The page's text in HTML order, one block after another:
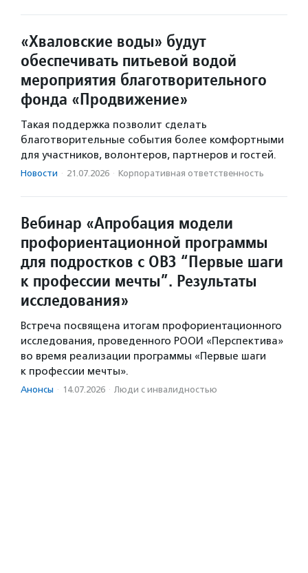
«Хваловские воды» будут
обеспечивать питьевой водой
мероприятия благотворительного
фонда «Продвижение»
Такая поддержка позволит сделать
благотворительные события более комфортными
для участников, волонтеров, партнеров и гостей.
Новости · 21.07.2026 · Корпоративная ответственность
Вебинар «Апробация модели
профориентационной программы
для подростков с ОВЗ “Первые шаги
к профессии мечты”. Результаты
исследования»
Встреча посвящена итогам профориентационного
исследования, проведенного РООИ «Перспектива»
во время реализации программы «Первые шаги
к профессии мечты».
Анонсы · 14.07.2026 · Люди с инвалидностью